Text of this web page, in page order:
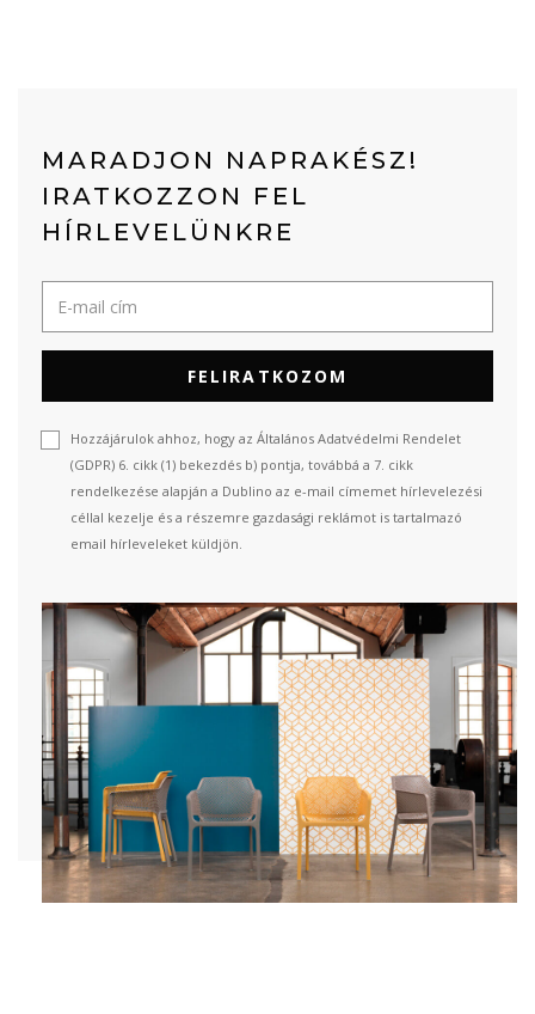
MARADJON NAPRAKÉSZ!
IRATKOZZON FEL
HÍRLEVELÜNKRE
FELIRATKOZOM
Hozzájárulok ahhoz, hogy az Általános Adatvédelmi Rendelet
(GDPR) 6. cikk (1) bekezdés b) pontja, továbbá a 7. cikk
rendelkezése alapján a Dublino az e-mail címemet hírlevelezési
céllal kezelje és a részemre gazdasági reklámot is tartalmazó
email hírleveleket küldjön.